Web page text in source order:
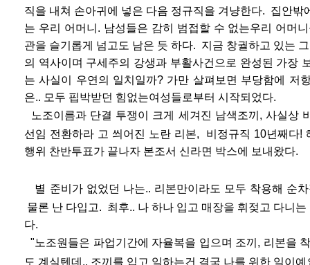
직을 내쳐 손아귀에 넣은 다음 정규직을 겨냥한다. 집안밖
는 우리 어머니. 남성들은 감히 범접할 수 없는우리 어머
관을 슬기롭게 넘고 도 남은 듯 하다. 지금 창궐하고 있는
의 역사이며 구세주의 강생과 부활사건으로 완성된 가장
는 사실이 우연의 일치일까? 가만 살펴보 면 부당함에 저
은.. 모두 핍박받던 힘없는여성들로부터 시작되었다.
노조이름과 단결 투쟁이 크게 세 겨진 남색조끼, 사실상
선임 전환하라 고 씌어진 노란 리본, 비정규직 10년째다!
행위 찬반투표가 끝나자 본조서 신라면 박스에 보내왔다.
별 준비가 없었던 나는.. 리본만이라도 모두 착용해 순
물론 난 다입고. 최후.. 나 하나 입고 매장을 휘젖고 다니는
다.
"노조원들은 파업기간에 자율복을 입으며 조끼, 리본을
도 계실텐데.. 조끼를 입고 일하는건 결국 나를 위한 일이